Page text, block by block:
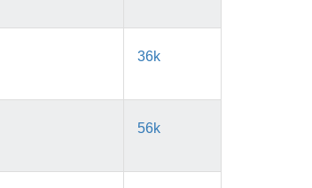
36k
56k